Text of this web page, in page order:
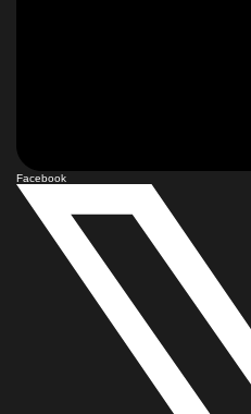
Facebook